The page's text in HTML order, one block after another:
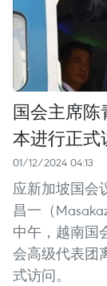
国会主席陈
本进行正式
01/12/2024 04:13
应新加坡国会
昌一（
中午，越南国
会高级代表团
式访问。